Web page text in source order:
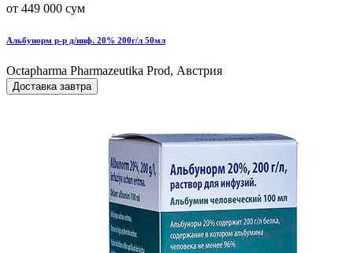
от 449 000 сум
Альбунорм р-р д/инф. 20% 200г/л 50мл
Octapharma Pharmazeutika Prod, Австрия
Доставка завтра